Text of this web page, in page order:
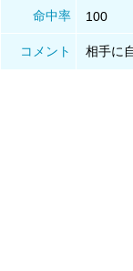
命中率 100
コメント 相手に